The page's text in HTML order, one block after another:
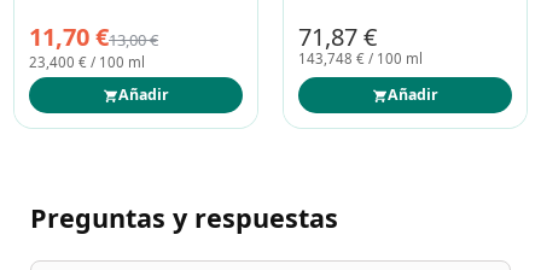
11,70 €13,00 €
23,400 € / 100 ml
Añadir
71,87 €
143,748 € / 100 ml
Añadir
Preguntas y respuestas